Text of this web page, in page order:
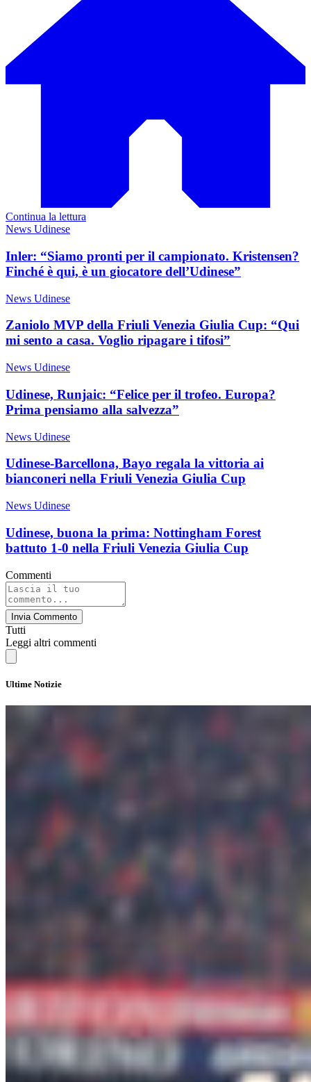
Continua la lettura
News Udinese
Inler: “Siamo pronti per il campionato. Kristensen?
Finché è qui, è un giocatore dell’Udinese”
News Udinese
Zaniolo MVP della Friuli Venezia Giulia Cup: “Qui
mi sento a casa. Voglio ripagare i tifosi”
News Udinese
Udinese, Runjaic: “Felice per il trofeo. Europa?
Prima pensiamo alla salvezza”
News Udinese
Udinese-Barcellona, Bayo regala la vittoria ai
bianconeri nella Friuli Venezia Giulia Cup
News Udinese
Udinese, buona la prima: Nottingham Forest
battuto 1-0 nella Friuli Venezia Giulia Cup
Commenti
Invia Commento
Tutti
Leggi altri commenti
Ultime Notizie